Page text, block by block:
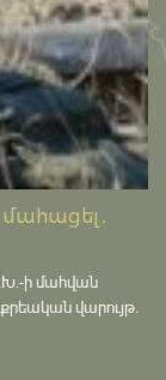
ի մահվան
վարույթ․